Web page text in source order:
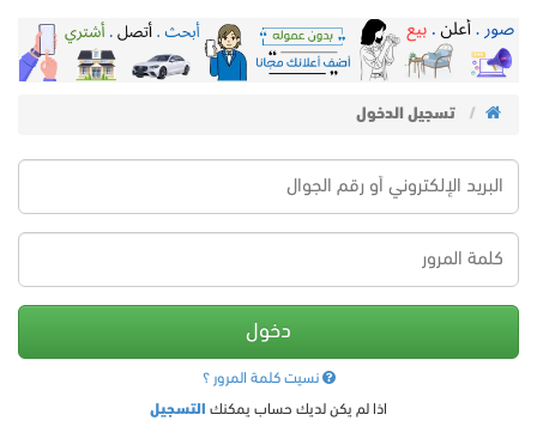
تسجيل الدخول
دخول
نسيت كلمة المرور ؟
اذا لم يكن لديك حساب يمكنك
التسجيل